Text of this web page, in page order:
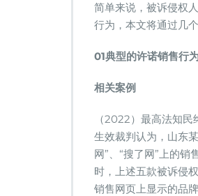
简单来说，被诉侵权
行为，本文将通过几
01典型的许诺销售行
相关案例
（2022）最高法知
生效裁判认为，山东
网”、“搜了网”上的
时，上述五款被诉侵
销售网页上显示的品